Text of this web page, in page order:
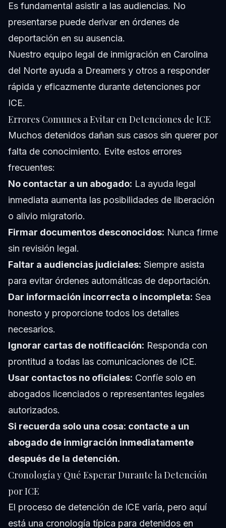
Es fundamental asistir a las audiencias. No
presentarse puede derivar en órdenes de
deportación en su ausencia.
Nuestro equipo legal de inmigración en Carolina
del Norte ayuda a Dreamers y otros a responder
rápida y eficazmente durante detenciones por
ICE.
Errores Comunes a Evitar en Detenciones de ICE
Muchos detenidos dañan sus casos sin querer por
falta de conocimiento. Evite estos errores
frecuentes:
No contactar a un abogado: La ayuda legal
inmediata aumenta las posibilidades de liberación
o alivio migratorio.
Firmar documentos desconocidos: Nunca firme
sin revisión legal.
Faltar a audiencias judiciales: Siempre asista
para evitar órdenes automáticas de deportación.
Dar información incorrecta o incompleta: Sea
honesto y proporcione todos los detalles
necesarios.
Ignorar cartas de notificación: Responda con
prontitud a todas las comunicaciones de ICE.
Usar contactos no oficiales: Confíe solo en
abogados licenciados o representantes legales
autorizados.
Si recuerda solo una cosa: contacte a un
abogado de inmigración inmediatamente
después de la detención.
Cronología y Qué Esperar Durante la Detención
por ICE
El proceso de detención de ICE varía, pero aquí
está una cronología típica para detenidos en